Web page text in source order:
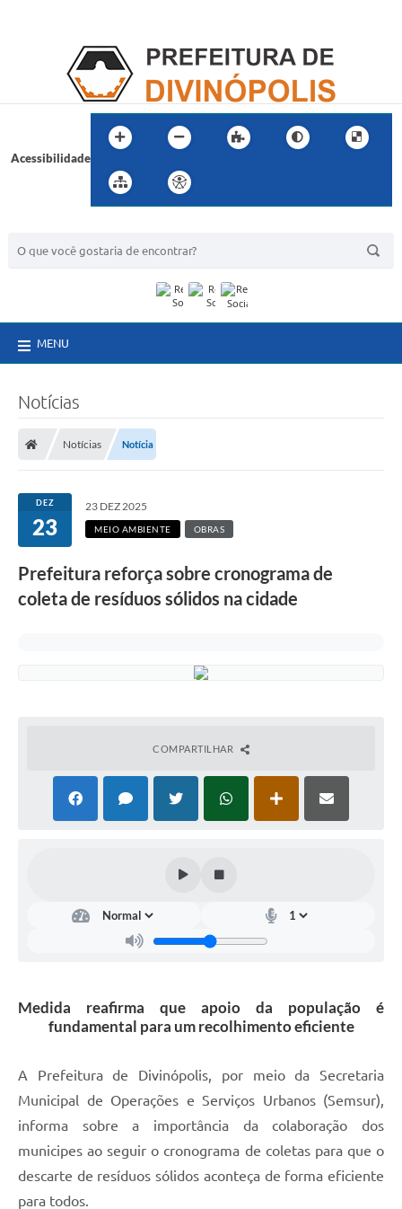
Acessibilidade
MENU
Notícias
Notícias Notícia
DEZ
23
23 DEZ 2025
MEIO AMBIENTE OBRAS
Prefeitura reforça sobre cronograma de
coleta de resíduos sólidos na cidade
COMPARTILHAR
Medida reafirma que apoio da população é
fundamental para um recolhimento eficiente
A Prefeitura de Divinópolis, por meio da Secretaria
Municipal de Operações e Serviços Urbanos (Semsur),
informa sobre a importância da colaboração dos
municipes ao seguir o cronograma de coletas para que o
descarte de resíduos sólidos aconteça de forma eficiente
para todos.